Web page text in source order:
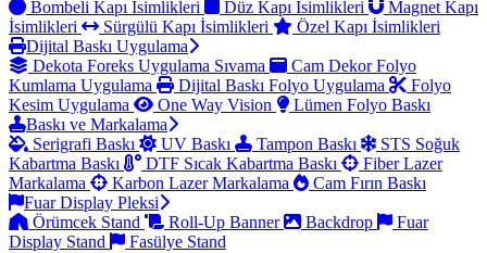
Bombeli Kapı İsimlikleri
Düz Kapı İsimlikleri
Magnet Kapı
İsimlikleri
Sürgülü Kapı İsimlikleri
Özel Kapı İsimlikleri
Dijital Baskı Uygulama
Dekota Foreks Uygulama Sıvama
Cam Dekor Folyo
Kumlama Uygulama
Dijital Baskı Folyo Uygulama
Folyo
Kesim Uygulama
One Way Vision
Lümen Folyo Baskı
Baskı ve Markalama
Serigrafi Baskı
UV Baskı Tampon Baskı
STS Soğuk
Kabartma Baskı
DTF Sıcak Kabartma Baskı
Fiber Lazer
Markalama
Karbon Lazer Markalama
Cam Fırın Baskı
Fuar Display Pleksi
Örümcek Stand
Roll-Up Banner Backdrop
Fuar
Display Stand
Fasülye Stand